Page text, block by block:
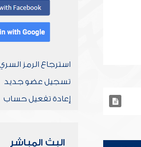
استرجاع الرمز
تسجيل عضو جديد
إعادة تفعيل حساب
البث المباشر